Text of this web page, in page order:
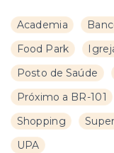
Academia
Food Park
Posto de Saúde
Próximo a BR-101
Shopping
UPA